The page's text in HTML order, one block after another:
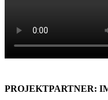
PROJEKTPARTNER: